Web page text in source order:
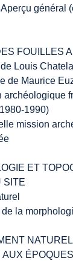
général
FOUILLES
Louis
de Maurice
archéologique
1990)
mission
ET
SITE
de la
AUX